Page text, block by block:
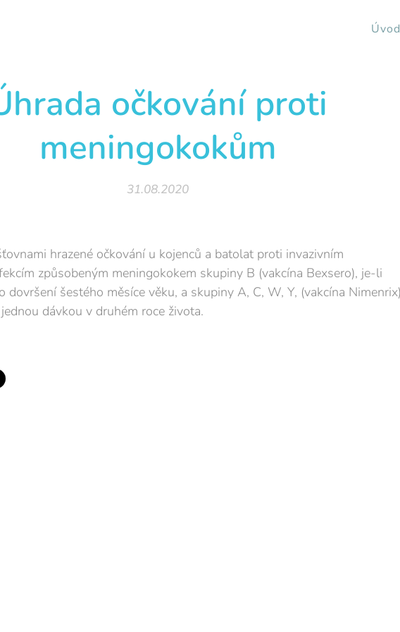
Úvod
očkování proti
meningokokům
31.08.2020
hrazené očkování u kojenců a batolat proti invazivním
způsobeným meningokokem skupiny B (vakcína Bexsero), je-li
dovršení šestého měsíce věku, a skupiny A, C, W, Y, (vakcína
dávkou v druhém roce života.